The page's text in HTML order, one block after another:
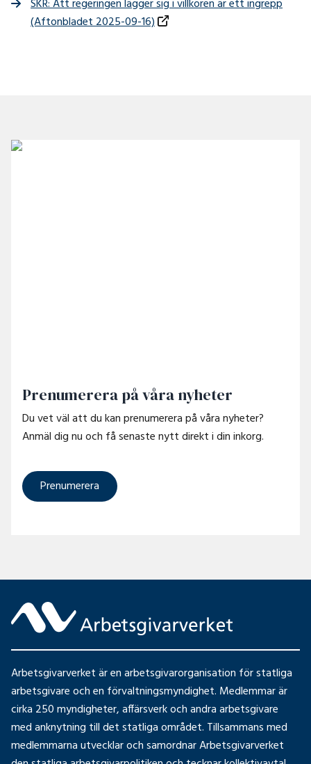
SKR: Att regeringen lägger sig i villkoren är ett ingrepp
(Aftonbladet 2025-09-16)Öppnas i ny flik
Prenumerera på våra nyheter
Du vet väl att du kan prenumerera på våra nyheter?
Anmäl dig nu och få senaste nytt direkt i din inkorg.
Prenumerera
Arbetsgivarverket är en arbetsgivarorganisation för statliga
arbetsgivare och en förvaltningsmyndighet. Medlemmar är
cirka 250 myndigheter, affärsverk och andra arbetsgivare
med anknytning till det statliga området. Tillsammans med
medlemmarna utvecklar och samordnar Arbetsgivarverket